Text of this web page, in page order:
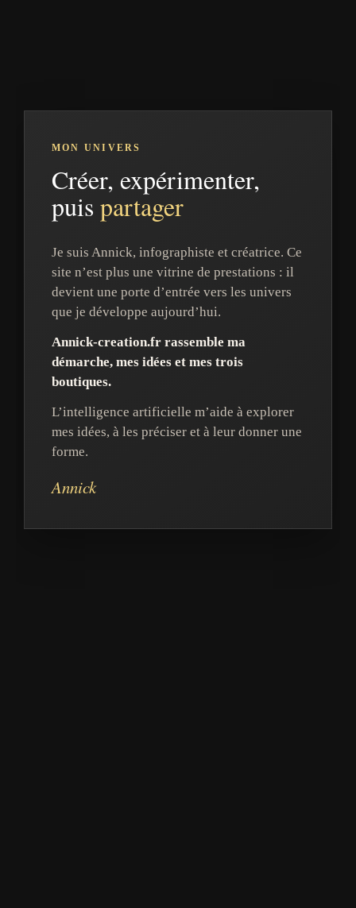
MON UNIVERS
Créer, expérimenter,
puis partager
Je suis Annick, infographiste et créatrice. Ce
site n’est plus une vitrine de prestations : il
devient une porte d’entrée vers les univers
que je développe aujourd’hui.
Annick-creation.fr rassemble ma
démarche, mes idées et mes trois
boutiques.
L’intelligence artificielle m’aide à explorer
mes idées, à les préciser et à leur donner une
forme.
Annick